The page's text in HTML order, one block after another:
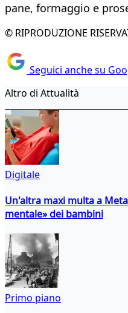
pane, formaggio e
© RIPRODUZIONE
Seguici anche su
Altro di Attualità
Digitale
Un'altra maxi multa a
mentale» dei bambini
Primo piano